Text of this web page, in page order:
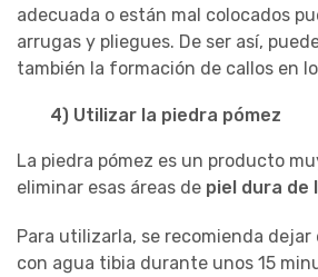
adecuada o están mal colocados
arrugas y pliegues. De ser así,
también la formación de callos en
4) Utilizar la piedra pómez
La piedra pómez es un producto
eliminar esas áreas de piel dura de
Para utilizarla, se recomienda dejar
con agua tibia durante unos 15